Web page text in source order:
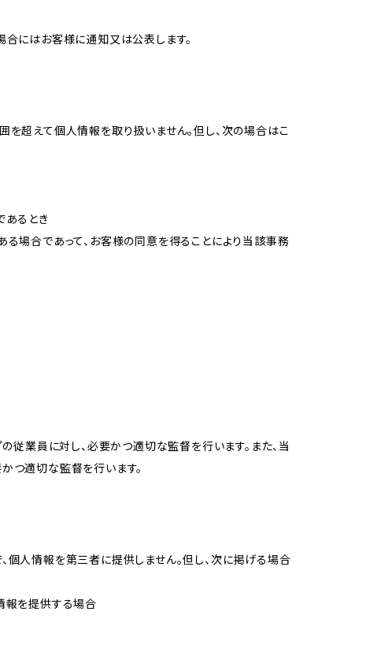
にはお客様に通知又は公表します。
超えて個人情報を取り扱いません。但し、次の場合はこ
あるとき
場合であって、お客様の同意を得ることにより当該事務
従業員に対し、必要かつ適切な監督を行います。また、当
つ適切な監督を行います。
人情報を第三者に提供しません。但し、次に掲げる場合
報を提供する場合